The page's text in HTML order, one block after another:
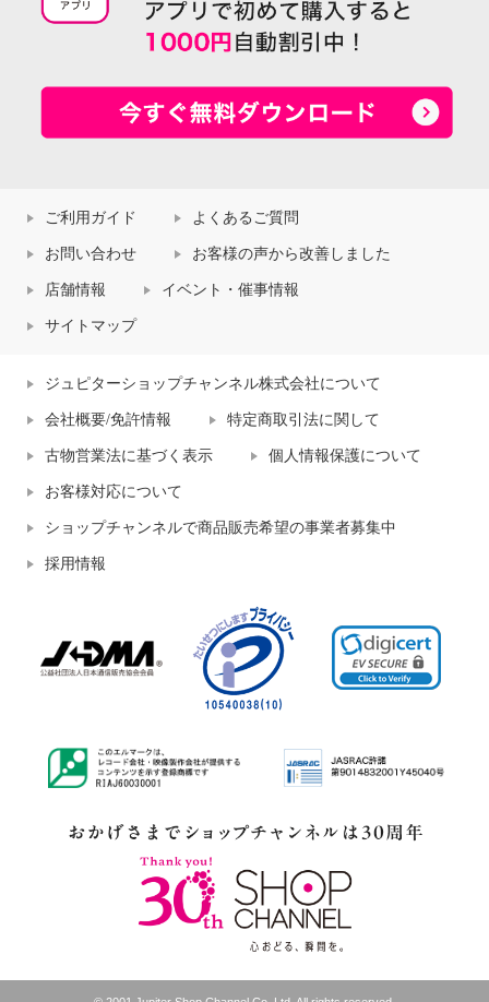
ご利用ガイド よくあるご質問
お問い合わせ お客様の声から改善しました
店舗情報 イベント・催事情報
サイトマップ
ジュピターショップチャンネル株式会社について
会社概要/免許情報 特定商取引法に関して
古物営業法に基づく表示 個人情報保護について
お客様対応について
ショップチャンネルで商品販売希望の事業者募集中
採用情報